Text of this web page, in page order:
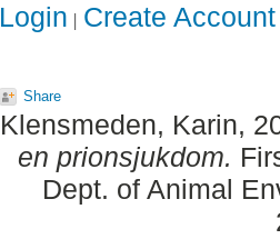
Login Create Account
Share
Klensmeden, Karin,
en prionsjukdom.
Dept. of Animal